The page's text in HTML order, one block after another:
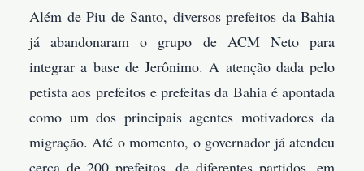
Além de Piu de Santo, diversos prefeitos da Bahia
já abandonaram o grupo de ACM Neto para
integrar a base de Jerônimo. A atenção dada pelo
petista aos prefeitos e prefeitas da Bahia é apontada
como um dos principais agentes motivadores da
migração. Até o momento, o governador já atendeu
cerca de 200 prefeitos, de diferentes partidos, em